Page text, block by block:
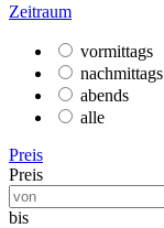
Zeitraum
vormittags
nachmittags
abends
alle
Preis
Preis
bis